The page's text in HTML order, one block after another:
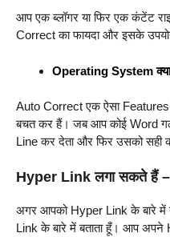
आप एक ब्लॉगर या फिर एक कंटेंट
Correct का फायदा और इसके
Operating System
Auto Correct एक ऐसा
बचत कर हैं। जब आप कोई Word
Line कर देता और फिर उसको सही
Hyper Link लगा सकते हैं –
अगर आपको Hyper Link के बारे में
Link के बारे में बताता हूँ। आप